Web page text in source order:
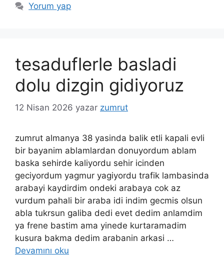
Yorum yap
tesaduflerle basladi
dolu dizgin gidiyoruz
12 Nisan 2026 yazar zumrut
zumrut almanya 38 yasinda balik etli kapali evli
bir bayanim ablamlardan donuyordum ablam
baska sehirde kaliyordu sehir icinden
geciyordum yagmur yagiyordu trafik lambasinda
arabayi kaydirdim ondeki arabaya cok az
vurdum pahali bir araba idi indim gecmis olsun
abla tukrsun galiba dedi evet dedim anlamdim
ya frene bastim ama yinede kurtaramadim
kusura bakma dedim arabanin arkasi …
Devamını oku